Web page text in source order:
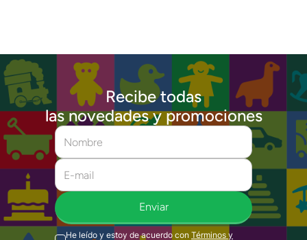
Recibe todas
las novedades y promociones
Enviar
He leído y estoy de acuerdo con Términos y